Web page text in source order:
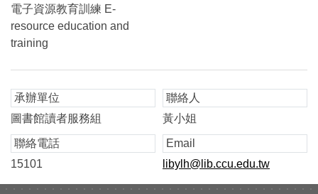
電子資源教育訓練 E-
resource education and
training
承辦單位
圖書館讀者服務組
聯絡人
黃小姐
聯絡電話
15101
Email
libylh@lib.ccu.edu.tw